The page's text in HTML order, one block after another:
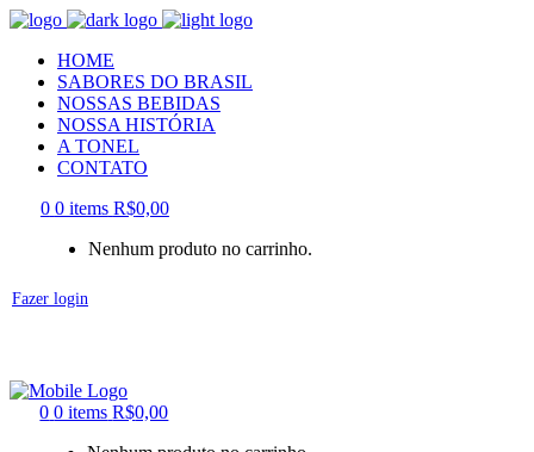
HOME
SABORES DO BRASIL
NOSSAS BEBIDAS
NOSSA HISTÓRIA
A TONEL
CONTATO
0 0 items R$0,00
Nenhum produto no carrinho.
Fazer login
0 0 items R$0,00